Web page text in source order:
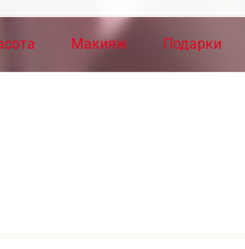
Макияж Подарки